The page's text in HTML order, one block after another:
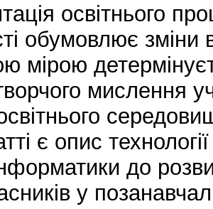
освітнього
обумовлює зміни
мірою
мислення
є опис
до
у